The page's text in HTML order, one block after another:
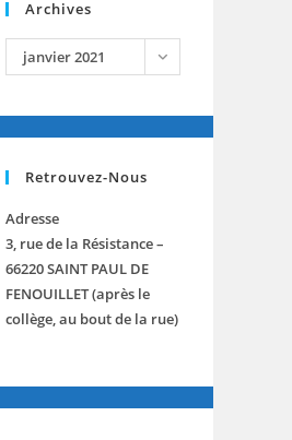
Archives
archives
janvier 2021
Retrouvez-Nous
Adresse
3, rue de la Résistance –
66220 SAINT PAUL DE
FENOUILLET (après le
collège, au bout de la rue)